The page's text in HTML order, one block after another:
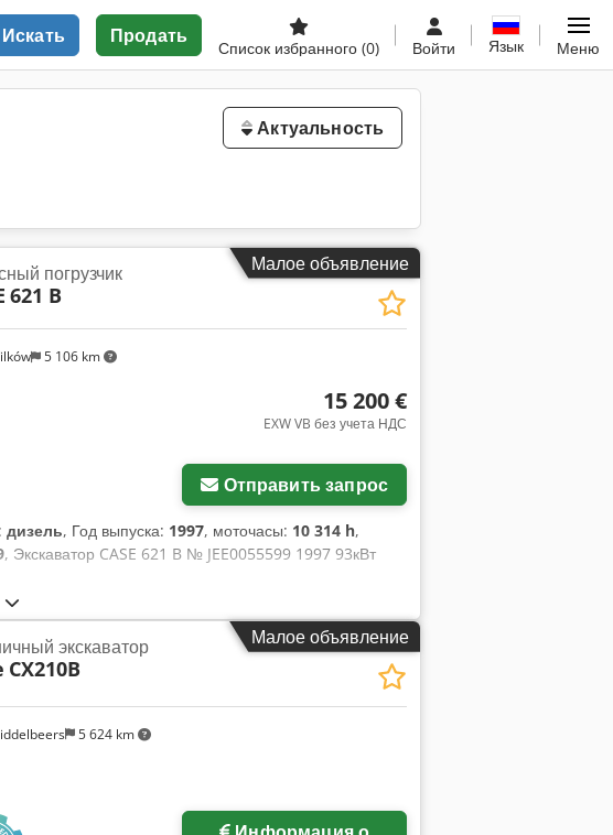
Искать Продать
Список избранного (0) Войти Язык Меню
Актуальность
Малое объявление
5 106 km
погрузчик
621 B
15 200 €
EXW VB без учета НДС
Отправить запрос
дизель, Год выпуска: 1997, моточасы: 10 314 h,
, Экскаватор CASE 621 B № JEE0055599 1997 93кВт
Малое объявление
5 624 km
экскаватор
CX210B